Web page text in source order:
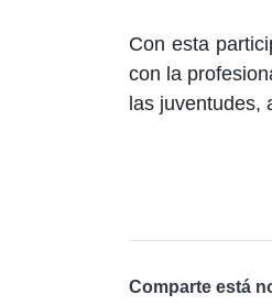
Con esta
con la
las juventudes,
Comparte está